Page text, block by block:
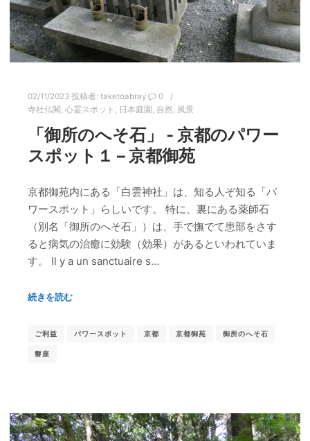
02/11/2023 投稿者: taketoabray
0
寺社仏閣 , 心霊スポット , 日本庭園 , 自然, 風景
「御所のへそ石」 ‐ 京都のパワー
スポット１ – 京都御苑
京都御苑内にある「白雲神社」は、知る人ぞ知る「パ
ワースポット」らしいです。 特に、裏にある薬師石
（別名「御所のへそ石」）は、手で撫でて患部をさす
ると病気の治癒に効験（効果）があるといわれていま
す。 Il y a un sanctuaire s…
続きを読む
ご利益 パワースポット 京都 京都御苑 御所のへそ石
磐座